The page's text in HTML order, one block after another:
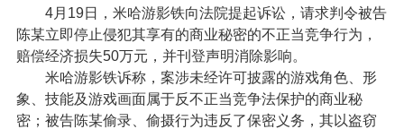
4月19日，米哈游影铁向法院提起诉讼，请求判令被告
陈某立即停止侵犯其享有的商业秘密的不正当竞争行为，
赔偿经济损失50万元，并刊登声明消除影响。
米哈游影铁诉称，案涉未经许可披露的游戏角色、形
象、技能及游戏画面属于反不正当竞争法保护的商业秘
密；被告陈某偷录、偷摄行为违反了保密义务，其以盗窃